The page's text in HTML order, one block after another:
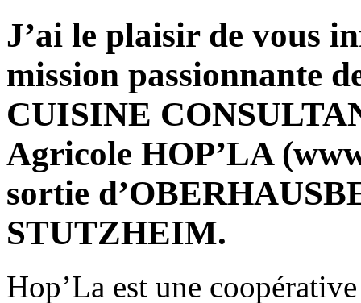
J’ai le plaisir de vous
mission passionnante
CUISINE
Agricole HOP’LA (
sortie
STUTZHEIM.
Hop’La est une